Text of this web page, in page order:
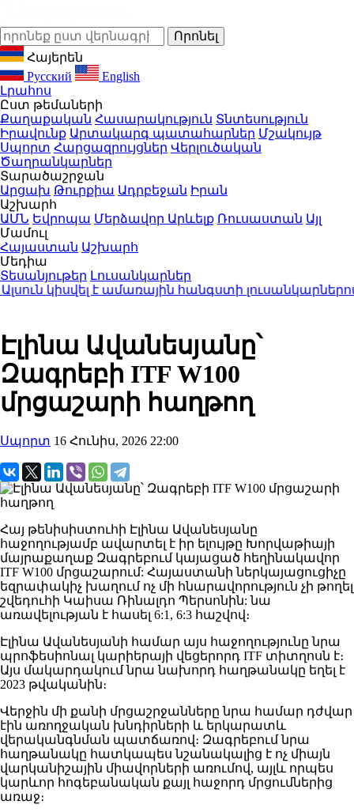
Հայերեն
Русский
English
Լրահոս
Ըստ թեմաների
Քաղաքական Հասարակություն Տնտեսություն
Իրավունք Արտակարգ պատահարներ Մշակույթ
Սպորտ Հարցազրույցներ Վերլուծական
Ծաղրանկարներ
Տարածաշրջան
Արցախ Թուրքիա Ադրբեջան Իրան
Աշխարհ
ԱՄՆ Եվրոպա Մերձավոր Արևելք Ռուսաստան Այլ
Մամուլ
Հայաստան Աշխարհ
Մեդիա
Տեսանյութեր Լուսանկարներ
կիսվել է ամառային հանգստի լուսանկարներով
Էլինա Ավանեսյանը՝
Զագրեբի ITF W100
մրցաշարի հաղթող
Սպորտ 16 Հունիս, 2026 22:00
Հայ թենիսիստուհի Էլինա Ավանեսյանը
հաջողությամբ ավարտել է իր ելույթը Խորվաթիայի
մայրաքաղաք Զագրեբում կայացած հեղինակավոր
ITF W100 մրցաշարում: Հայաստանի ներկայացուցիչը
եզրափակիչ խաղում ոչ մի հնարավորություն չի թողել
շվեդուհի Կաիսա Ռինալդո Պերսոնին: նա
առավելության է հասել 6:1, 6:3 հաշվով։
Էլինա Ավանեսյանի համար այս հաջողությունը նրա
պրոֆեսիոնալ կարիերայի վեցերորդ ITF տիտղոսն է։
Այս մակարդակում նրա նախորդ հաղթանակը եղել է
2023 թվականին։
Վերջին մի քանի մրցաշրջանները նրա համար դժվար
էին առողջական խնդիրների և երկարատև
վերականգնման պատճառով։ Զագրեբում նրա
հաղթանակը հատկապես նշանակալից է ոչ միայն
վարկանիշային միավորների առումով, այլև որպես
կարևոր հոգեբանական քայլ հաջորդ մրցումներից
առաջ։